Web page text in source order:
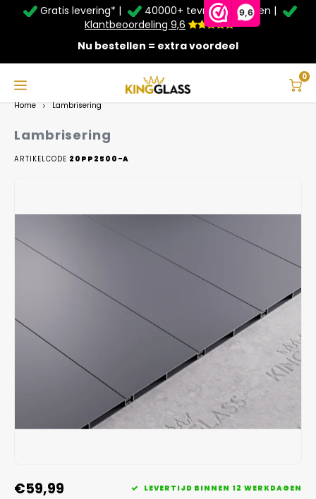
9,6
Service & Contact
Betaalmethoden
Veelgestelde vragen
Taal
Nederlands
Gratis levering* |
40000+ tevreden klanten |
Klantbeoordeling 9,6
Nu bestellen = extra voordeel
0
Zomer Deals: Tot 20% kortingop schuifwanden en
veranda's +€20extra kassa korting*
Home Lambrisering
Lambrisering
ARTIKELCODE 20PP2500-A
€59,99 LEVERTIJD BINNEN 12 WERKDAGEN